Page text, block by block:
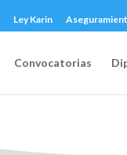
Ley Karin
Convocatorias